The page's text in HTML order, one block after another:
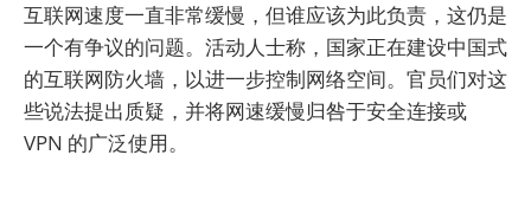
互联网速度一直非常缓慢，但谁应该为此负责，这仍是
一个有争议的问题。活动人士称，国家正在建设中国式
的互联网防火墙，以进一步控制网络空间。官员们对这
些说法提出质疑，并将网速缓慢归咎于安全连接或
VPN 的广泛使用。